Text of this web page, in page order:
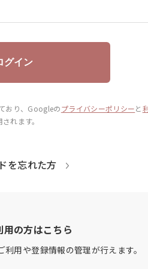
グイン
り、 Googleのプライバシーポリシーと
れます。
を忘れた方
用の方はこちら
用や登録情報の管理が行えます。